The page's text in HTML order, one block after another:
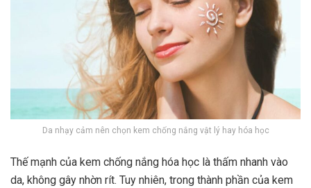
Da nhạy cảm nên chọn kem chống nắng vật lý hay hóa học
Thế mạnh của kem chống nắng hóa học là thấm nhanh vào
da, không gây nhờn rít. Tuy nhiên, trong thành phần của kem